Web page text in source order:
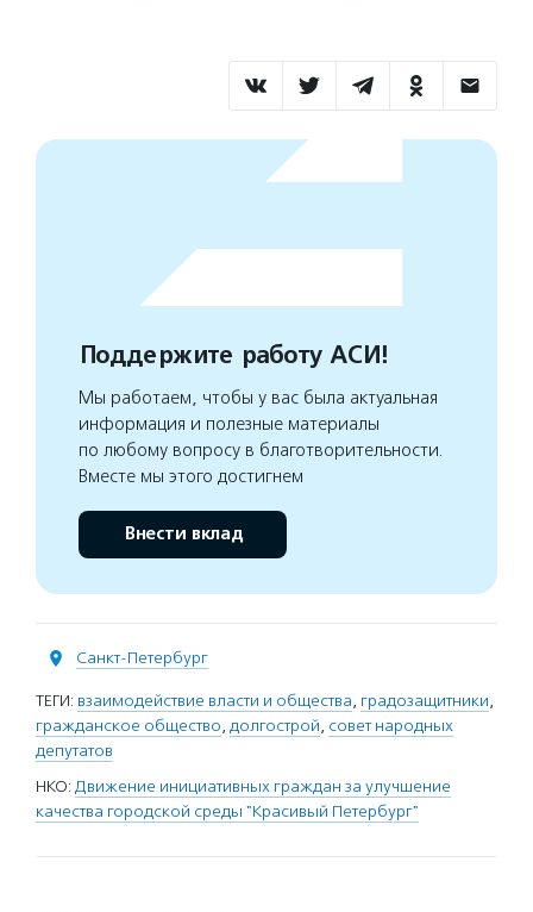
Поддержите работу АСИ!
Мы работаем, чтобы у вас была актуальная
информация и полезные материалы
по любому вопросу в благотворительности.
Вместе мы этого достигнем
Внести вклад
Санкт-Петербург
ТЕГИ: взаимодействие власти и общества, градозащитники,
гражданское общество, долгострой, совет народных
депутатов
НКО: Движение инициативных граждан за улучшение
качества городской среды "Красивый Петербург"